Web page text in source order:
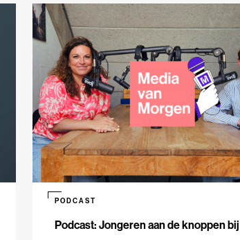
Podcast: Jongeren aan de knoppen
PODCAST